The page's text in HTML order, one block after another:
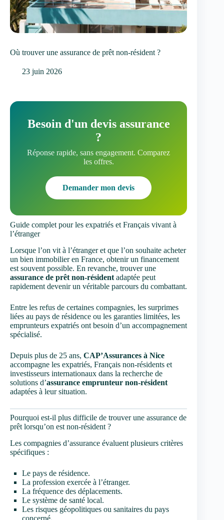
Où trouver une assurance de prêt non-résident ?
23 juin 2026
Besoin d'un devis assurance
?
Réponse rapide, sans engagement. Comparez
les offres.
Demander mon devis
Guide complet pour les expatriés et Français vivant à
l’étranger
Lorsque l’on vit à l’étranger et que l’on souhaite acheter
un bien immobilier en France, obtenir un financement
est souvent possible. En revanche, trouver une
assurance de prêt non-résident adaptée peut
rapidement devenir un véritable parcours du combattant.
Entre les refus de certaines compagnies, les surprimes
liées au pays de résidence ou les garanties limitées, les
emprunteurs expatriés ont besoin d’un accompagnement
spécialisé.
Depuis plus de 25 ans, CAP’Assurances à Nice
accompagne les expatriés, Français non-résidents et
investisseurs internationaux dans la recherche de
solutions d’assurance emprunteur non-résident
adaptées à leur situation.
Pourquoi est-il plus difficile de trouver une assurance de
prêt lorsqu’on est non-résident ?
Les compagnies d’assurance évaluent plusieurs critères
spécifiques :
Le pays de résidence.
La profession exercée à l’étranger.
La fréquence des déplacements.
Le système de santé local.
Les risques géopolitiques ou sanitaires du pays
concerné.